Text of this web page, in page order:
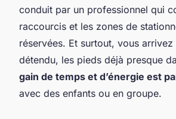
conduit par un professionnel qui
raccourcis et les zones de
réservées. Et surtout, vous
détendu, les pieds déjà presque
gain de temps et d’énergie est
avec des enfants ou en groupe.